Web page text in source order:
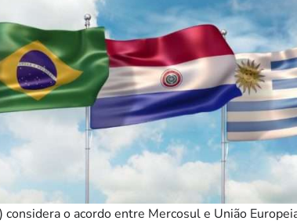
considera o acordo entre Mercosul e União